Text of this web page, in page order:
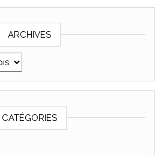
ARCHIVES
CATÉGORIES